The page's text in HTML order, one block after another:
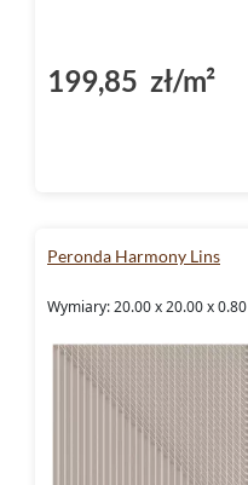
199,85 zł/m²
Peronda Harmony Lins
Wymiary: 20.00 x 20.00 x 0.80